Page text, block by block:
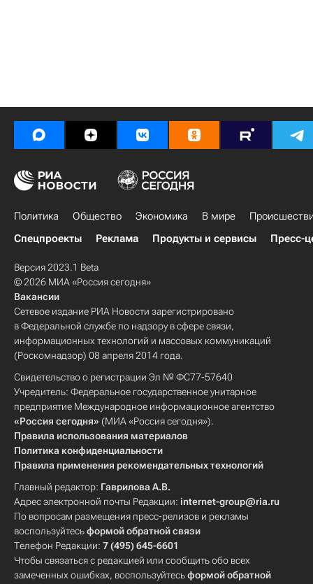
Политика Общество Экономика В мире
Спецпроекты
Реклама Продукты и сервисы Пресс-
Версия 2023.1 Beta
© 2026 МИА «Россия сегодня»
Вакансии
Сетевое издание РИА Новости зарегистрировано
в Федеральной службе по надзору в сфере связи,
информационных технологий и массовых коммуникаций
(Роскомнадзор) 08 апреля 2014 года.
Свидетельство о регистрации Эл № ФС77-57640
Учредитель: Федеральное государственное унитарное
предприятие Международное информационное агентство
«Россия сегодня» (МИА «Россия сегодня»).
Правила использования материалов
Политика конфиденциальности
Правила применения рекомендательных технологий
Главный редактор: Гаврилова А.В.
Адрес электронной почты Редакции: internet-group@ria.ru
По вопросам размещения пресс-релизов и рекламы
воспользуйтесьформой обратной связи
Телефон Редакции: 7 (495) 645-6601
Чтобы связаться с редакцией или сообщить обо всех
замеченных ошибках, воспользуйтесьформой обратной